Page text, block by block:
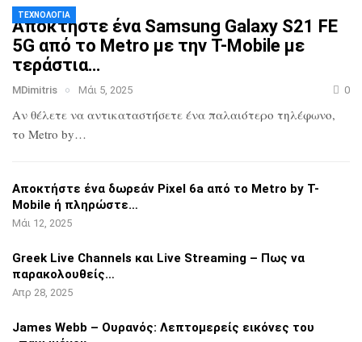
ΤΕΧΝΟΛΟΓΊΑ
Αποκτήστε ένα Samsung Galaxy S21 FE
5G από το Metro με την T-Mobile με
τεράστια…
MDimitris Μάι 5, 2025 0
Αν θέλετε να αντικαταστήσετε ένα παλαιότερο τηλέφωνο,
το Metro by…
Αποκτήστε ένα δωρεάν Pixel 6a από το Metro by T-
Mobile ή πληρώστε…
Μάι 12, 2025
Greek Live Channels και Live Streaming – Πως να
παρακολουθείς…
Απρ 28, 2025
James Webb – Ουρανός: Λεπτομερείς εικόνες του